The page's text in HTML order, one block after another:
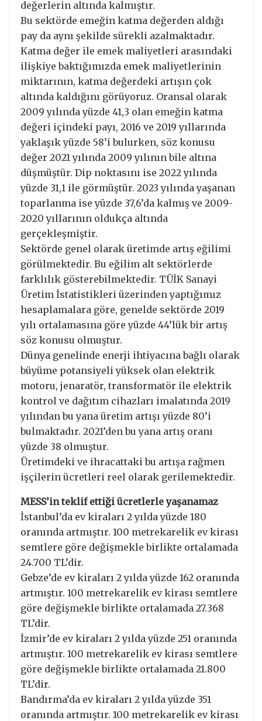
değerlerin altında kalmıştır.
Bu sektörde emeğin katma değerden aldığı
pay da aynı şekilde sürekli azalmaktadır.
Katma değer ile emek maliyetleri arasındaki
ilişkiye baktığımızda emek maliyetlerinin
miktarının, katma değerdeki artışın çok
altında kaldığını görüyoruz. Oransal olarak
2009 yılında yüzde 41,3 olan emeğin katma
değeri içindeki payı, 2016 ve 2019 yıllarında
yaklaşık yüzde 58’i bulurken, söz konusu
değer 2021 yılında 2009 yılının bile altına
düşmüştür. Dip noktasını ise 2022 yılında
yüzde 31,1 ile görmüştür. 2023 yılında yaşanan
toparlanma ise yüzde 37,6’da kalmış ve 2009-
2020 yıllarının oldukça altında
gerçekleşmiştir.
Sektörde genel olarak üretimde artış eğilimi
görülmektedir. Bu eğilim alt sektörlerde
farklılık gösterebilmektedir. TÜİK Sanayi
Üretim İstatistikleri üzerinden yaptığımız
hesaplamalara göre, genelde sektörde 2019
yılı ortalamasına göre yüzde 44’lük bir artış
söz konusu olmuştur.
Dünya genelinde enerji ihtiyacına bağlı olarak
büyüme potansiyeli yüksek olan elektrik
motoru, jenaratör, transformatör ile elektrik
kontrol ve dağıtım cihazları imalatında 2019
yılından bu yana üretim artışı yüzde 80’i
bulmaktadır. 2021’den bu yana artış oranı
yüzde 38 olmuştur.
Üretimdeki ve ihracattaki bu artışa rağmen
işçilerin ücretleri reel olarak gerilemektedir.
MESS’in teklif ettiği ücretlerle yaşanamaz
İstanbul’da ev kiraları 2 yılda yüzde 180
oranında artmıştır. 100 metrekarelik ev kirası
semtlere göre değişmekle birlikte ortalamada
24.700 TL’dir.
Gebze’de ev kiraları 2 yılda yüzde 162 oranında
artmıştır. 100 metrekarelik ev kirası semtlere
göre değişmekle birlikte ortalamada 27.368
TL’dir.
İzmir’de ev kiraları 2 yılda yüzde 251 oranında
artmıştır. 100 metrekarelik ev kirası semtlere
göre değişmekle birlikte ortalamada 21.800
TL’dir.
Bandırma’da ev kiraları 2 yılda yüzde 351
oranında artmıştır. 100 metrekarelik ev kirası